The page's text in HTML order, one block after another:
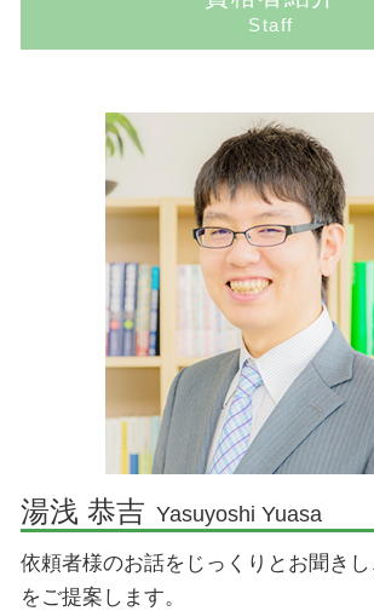
民事再生とは
民事再生 流れ
債務整理 クレジットカード
境界線トラブル 弁護士
任意売却とは
不動産売買
境界線トラブル 塀
任意売却 メリット
顧問弁護士 相場
顧問弁護士とは 個人
コンプライアンス 意味
契約書 リーガルチェック
顧問弁護士 メリット
コンプライアンス わかりやすく
顧問弁護士契約
契約法務
企業法務 弁護士
成田市 債務整理 弁護士
成田市 離婚 弁護士
佐倉市 不動産 弁護士
佐倉市 離婚 弁護士
香取市 相続 弁護士
成田市 刑事事件 弁護士
香取市 不動産 弁護士
印西市 交通事故 弁護士
成田市 相続 弁護士
成田市 企業法務 弁護士
香取市 企業法務 弁護士
香取市 交通事故 弁護士
印西市 企業法務 弁護士
佐倉市 相続 弁護士
Staff
湯浅 恭吉 Yasuyoshi Yuasa
依頼者様のお話をじっくりとお聞き
をご提案します。